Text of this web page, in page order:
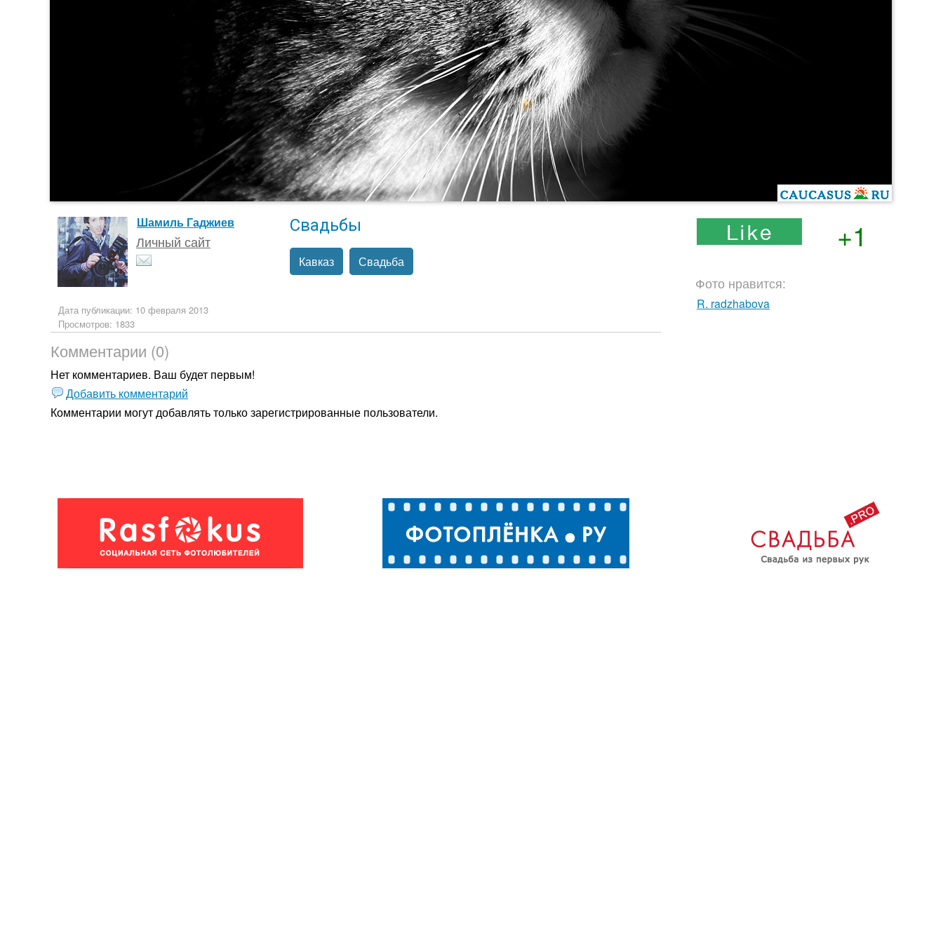
Шамиль Гаджиев
Личный сайт
Свадьбы
Кавказ Свадьба
Дата публикации: 10 февраля 2013
Просмотров: 1833
+1
Фото нравится:
R. radzhabova
Комментарии (0)
Нет комментариев. Ваш будет первым!
Добавить комментарий
Комментарии могут добавлять толькозарегистрированные пользователи.